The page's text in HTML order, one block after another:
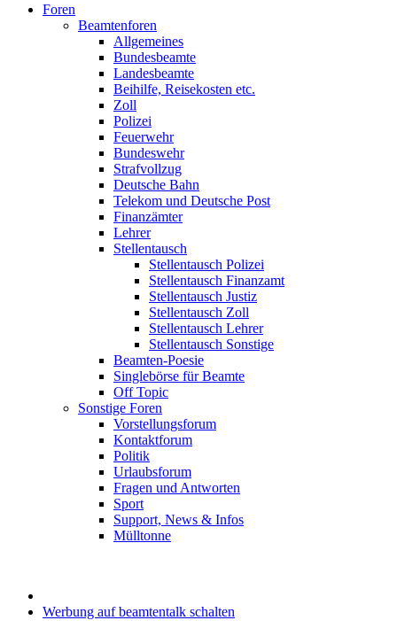
Foren
Beamtenforen
Allgemeines
Bundesbeamte
Landesbeamte
Beihilfe, Reisekosten etc.
Zoll
Polizei
Feuerwehr
Bundeswehr
Strafvollzug
Deutsche Bahn
Telekom und Deutsche Post
Finanzämter
Lehrer
Stellentausch
Stellentausch Polizei
Stellentausch Finanzamt
Stellentausch Justiz
Stellentausch Zoll
Stellentausch Lehrer
Stellentausch Sonstige
Beamten-Poesie
Singlebörse für Beamte
Off Topic
Sonstige Foren
Vorstellungsforum
Kontaktforum
Politik
Urlaubsforum
Fragen und Antworten
Sport
Support, News & Infos
Mülltonne
Werbung auf beamtentalk schalten